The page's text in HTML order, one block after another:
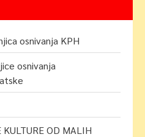
osnivanja KPH
osnivanja
KULTURE OD MALIH